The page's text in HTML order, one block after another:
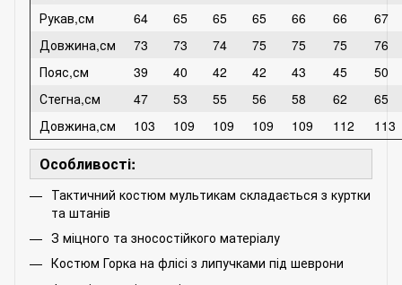
Рукав,см
64 65 65 65 66 66
67
Довжина,см
73 73 74 75 75 75
76
Пояс,см
39 40 42 42 43 45
50
Стегна,см
47 53 55 56 58 62
65
Довжина,см
103 109 109 109 109 112 113
Особливості:
Тактичний костюм мультикам складається з куртки
та штанів
З міцного та зносостійкого матеріалу
Костюм Горка на флісі з липучками під шеврони